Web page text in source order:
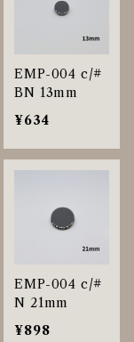
EMP-004 c/#
BN 13mm
¥634
EMP-004 c/#
N 21mm
¥898